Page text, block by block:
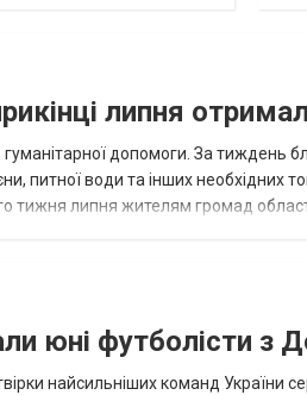
липня
допомоги. За тиждень
питної води та інших необхідних
тижня липня жителям громад
юні футболісти з
найсильніших команд України